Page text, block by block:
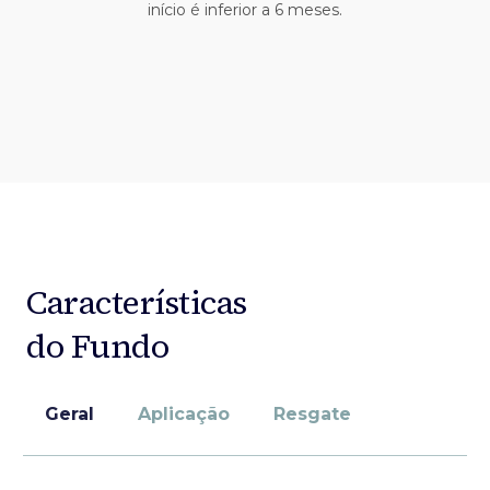
início é inferior a 6 meses.
Características
do Fundo
Geral Aplicação Resgate